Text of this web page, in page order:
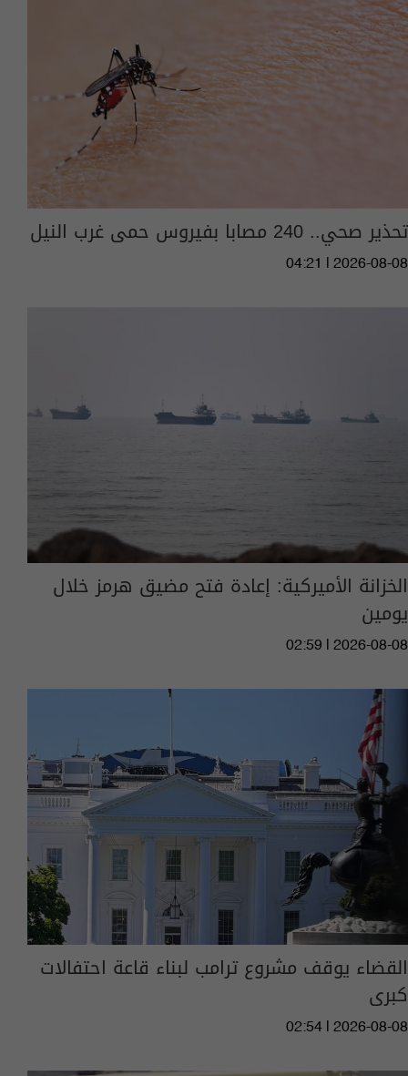
تحذير صحي.. 240 مصابا بفيروس حمى غرب النيل
04:21 | 2026-08-08
الخزانة الأميركية: إعادة فتح مضيق هرمز خلال
يومين
02:59 | 2026-08-08
القضاء يوقف مشروع ترامب لبناء قاعة احتفالات
كبرى
02:54 | 2026-08-08